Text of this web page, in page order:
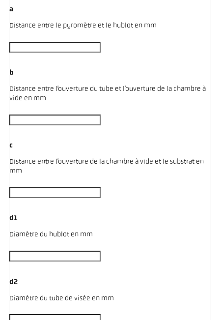
a
Distance entre le pyromètre et le hublot en mm
b
Distance entre l’ouverture du tube et l’ouverture de la chambre à
vide en mm
c
Distance entre l’ouverture de la chambre à vide et le substrat en
mm
d1
Diamètre du hublot en mm
d2
Diamètre du tube de visée en mm